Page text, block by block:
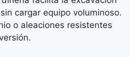
cargar equipo voluminoso.
o aleaciones resistentes